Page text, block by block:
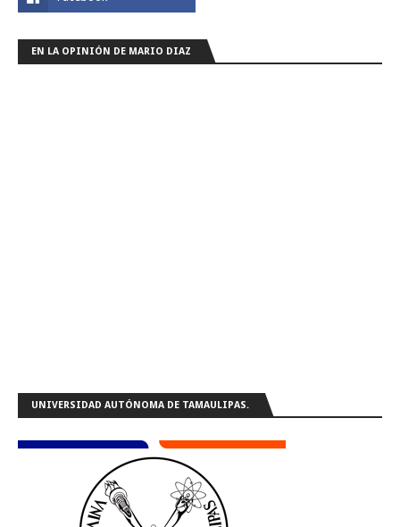
EN LA OPINIÓN DE MARIO DIAZ
UNIVERSIDAD AUTÓNOMA DE TAMAULIPAS.